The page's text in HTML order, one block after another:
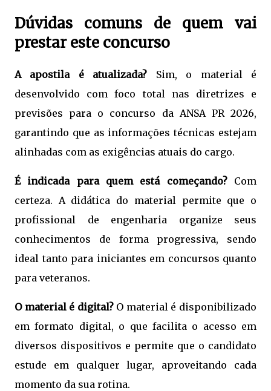
Dúvidas comuns de quem vai
prestar este concurso
A apostila é atualizada? Sim, o material é
desenvolvido com foco total nas diretrizes e
previsões para o concurso da ANSA PR 2026,
garantindo que as informações técnicas estejam
alinhadas com as exigências atuais do cargo.
É indicada para quem está começando?Com
certeza. A didática do material permite que o
profissional de engenharia organize seus
conhecimentos de forma progressiva, sendo
ideal tanto para iniciantes em concursos quanto
para veteranos.
O material é digital?O material é disponibilizado
em formato digital, o que facilita o acesso em
diversos dispositivos e permite que o candidato
estude em qualquer lugar, aproveitando cada
momento da sua rotina.